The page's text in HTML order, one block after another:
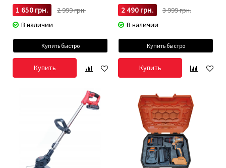
1 650 грн.
2 999 грн.
В наличии
Купить быстро
Купить
2 490 грн.
3 999 грн.
В наличии
Купить быстро
Купить